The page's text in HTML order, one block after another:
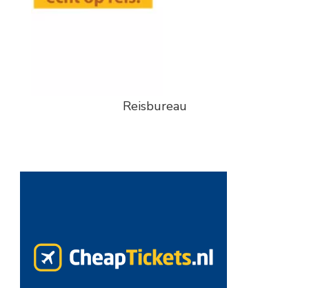
Reisbureau